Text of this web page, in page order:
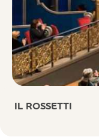
IL ROSSETTI